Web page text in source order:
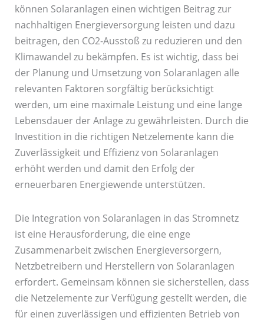
können Solaranlagen einen wichtigen Beitrag zur
nachhaltigen Energieversorgung leisten und dazu
beitragen, den CO2-Ausstoß zu reduzieren und den
Klimawandel zu bekämpfen. Es ist wichtig, dass bei
der Planung und Umsetzung von Solaranlagen alle
relevanten Faktoren sorgfältig berücksichtigt
werden, um eine maximale Leistung und eine lange
Lebensdauer der Anlage zu gewährleisten. Durch die
Investition in die richtigen Netzelemente kann die
Zuverlässigkeit und Effizienz von Solaranlagen
erhöht werden und damit den Erfolg der
erneuerbaren Energiewende unterstützen.
Die Integration von Solaranlagen in das Stromnetz
ist eine Herausforderung, die eine enge
Zusammenarbeit zwischen Energieversorgern,
Netzbetreibern und Herstellern von Solaranlagen
erfordert. Gemeinsam können sie sicherstellen, dass
die Netzelemente zur Verfügung gestellt werden, die
für einen zuverlässigen und effizienten Betrieb von